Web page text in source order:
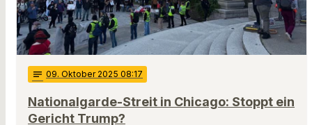
notes 09. Oktober 2025 08:17
Nationalgarde-Streit in Chicago: Stoppt ein
Gericht Trump?